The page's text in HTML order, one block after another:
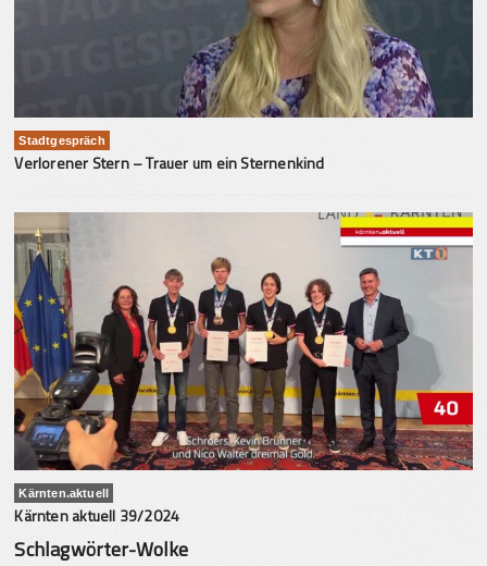
Stadtgespräch
Verlorener Stern – Trauer um ein Sternenkind
Kärnten.aktuell
Kärnten aktuell 39/2024
Schlagwörter-Wolke